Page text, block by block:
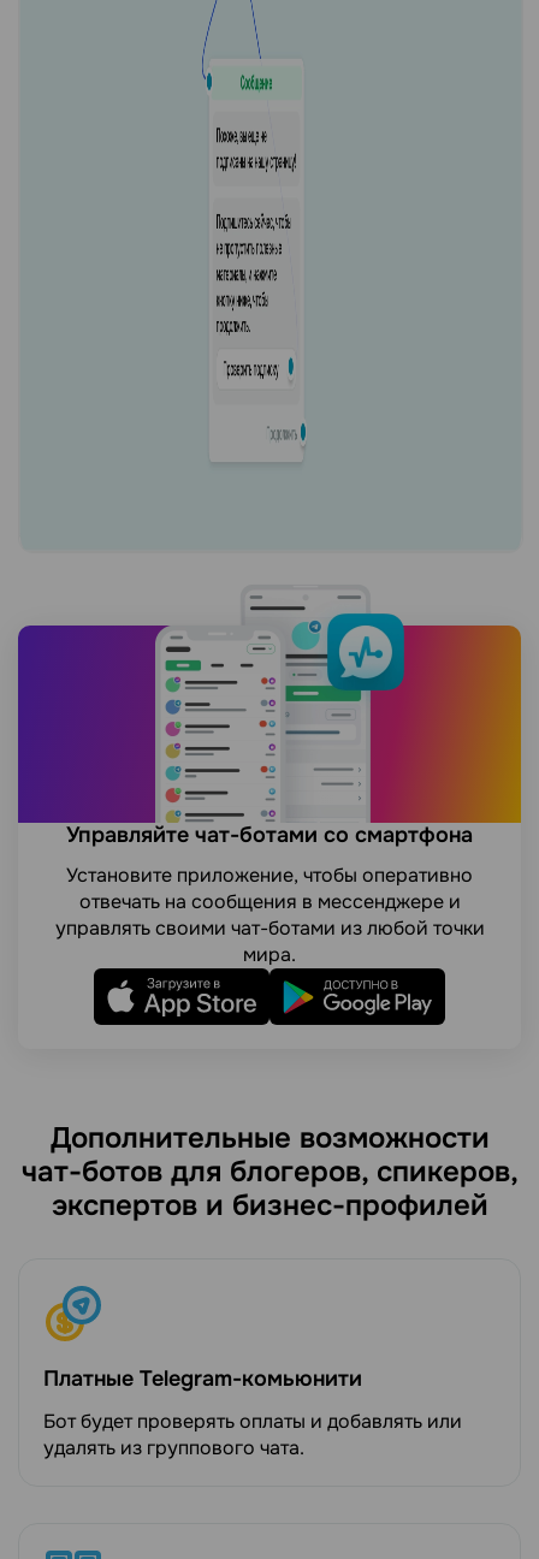
Управляйте чат-ботами со смартфона
Установите приложение, чтобы оперативно
отвечать на сообщения в мессенджере и
управлять своими чат-ботами из любой точки
мира.
Дополнительные возможности
чат-ботов для блогеров, спикеров,
экспертов и бизнес-профилей
Платные Telegram-комьюнити
Бот будет проверять оплаты и добавлять или
удалять из группового чата.